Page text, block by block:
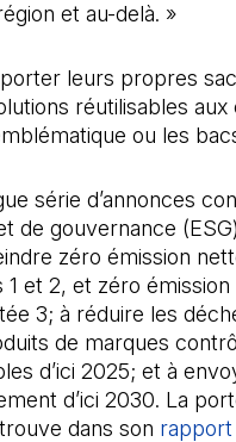
et au-delà. »
leurs propres
réutilisables aux
ou les
série d’annonces
de gouvernance
zéro émission
et 2, et zéro émission
3; à réduire les
de marques
d’ici 2025; et à
d’ici 2030. La
dans son rapport